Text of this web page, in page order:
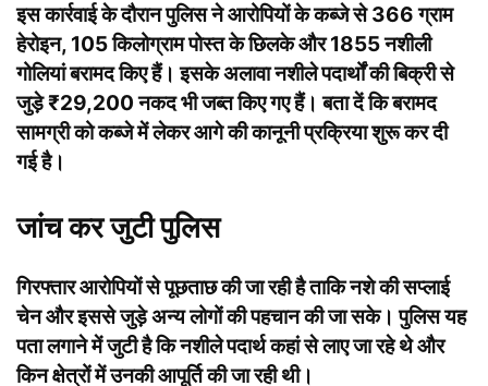
इस कार्रवाई के दौरान पुलिस ने आरोपियों के कब्जे से 366 ग्राम
हेरोइन, 105 किलोग्राम पोस्त के छिलके और 1855 नशीली
गोलियां बरामद किए हैं। इसके अलावा नशीले पदार्थों की बिक्री से
जुड़े ₹29,200 नकद भी जब्त किए गए हैं। बता दें कि बरामद
सामग्री को कब्जे में लेकर आगे की कानूनी प्रक्रिया शुरू कर दी
गई है।
जांच कर जुटी पुलिस
गिरफ्तार आरोपियों से पूछताछ की जा रही है ताकि नशे की सप्लाई
चेन और इससे जुड़े अन्य लोगों की पहचान की जा सके। पुलिस यह
पता लगाने में जुटी है कि नशीले पदार्थ कहां से लाए जा रहे थे और
किन क्षेत्रों में उनकी आपूर्ति की जा रही थी।